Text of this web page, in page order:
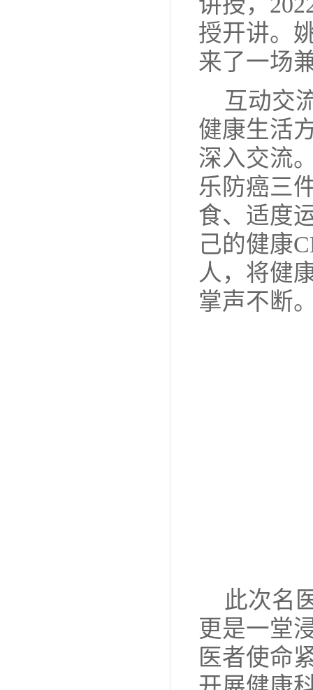
授开讲。
来了一场
互动交
健康生活
深入交流
乐防癌三
食、适度
己的健康
人，将健
掌声不断
此次名
更是一堂
医者使命